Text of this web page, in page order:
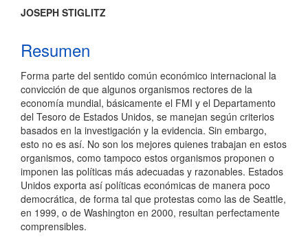
Contenido
principal
del
artículo
JOSEPH STIGLITZ
Resumen
Forma parte del sentido común económico internacional la
convicción de que algunos organismos rectores de la
economía mundial, básicamente el FMI y el Departamento
del Tesoro de Estados Unidos, se manejan según criterios
basados en la investigación y la evidencia. Sin embargo,
esto no es así. No son los mejores quienes trabajan en estos
organismos, como tampoco estos organismos proponen o
imponen las políticas más adecuadas y razonables. Estados
Unidos exporta así políticas económicas de manera poco
democrática, de forma tal que protestas como las de Seattle,
en 1999, o de Washington en 2000, resultan perfectamente
comprensibles.